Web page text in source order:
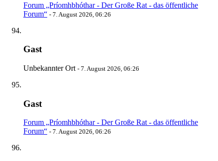
Forum „Príomhbhóthar - Der Große Rat - das öffentliche
Forum“ - 7. August 2026, 06:26
Gast
Unbekannter Ort - 7. August 2026, 06:26
Gast
Forum „Príomhbhóthar - Der Große Rat - das öffentliche
Forum“ - 7. August 2026, 06:26